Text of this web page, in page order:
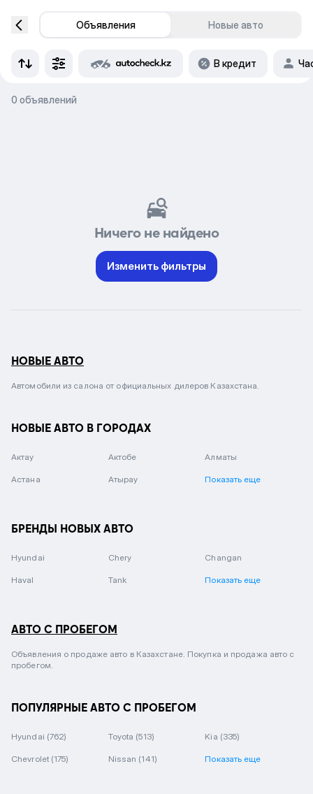
Объявления Новые авто
В кредит
0 объявлений
Ничего не найдено
Изменить фильтры
НОВЫЕ АВТО
Автомобили из салона от официальных дилеров Казахстана.
НОВЫЕ АВТО В ГОРОДАХ
Актау Актобе Алматы
Астана Атырау Показать еще
БРЕНДЫ НОВЫХ АВТО
Hyundai Chery Changan
Haval Tank Показать еще
АВТО С ПРОБЕГОМ
Объявления о продаже авто в Казахстане. Покупка и продажа авто с
пробегом.
ПОПУЛЯРНЫЕ АВТО С ПРОБЕГОМ
Hyundai (762) Toyota (513) Kia (335)
Chevrolet (175) Nissan (141) Показать еще